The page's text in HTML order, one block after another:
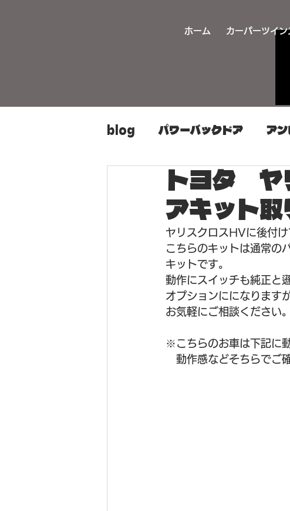
ホーム カーパーツイン
blog パワーバックドア ア
カーパーツ持ち込み取り付け
ヘッドライト加工 旧車カス
フォグランプ移植取り付け
パワースライドドア後付け取り付
トヨタ ヤ
アキット
ヤリスクロスHVに後付け
こちらのキットは通常の
キットです。
動作にスイッチも純正と
オプションにになります
お気軽にご相談ください。
※こちらのお車は下記に
動作感などそちらでご